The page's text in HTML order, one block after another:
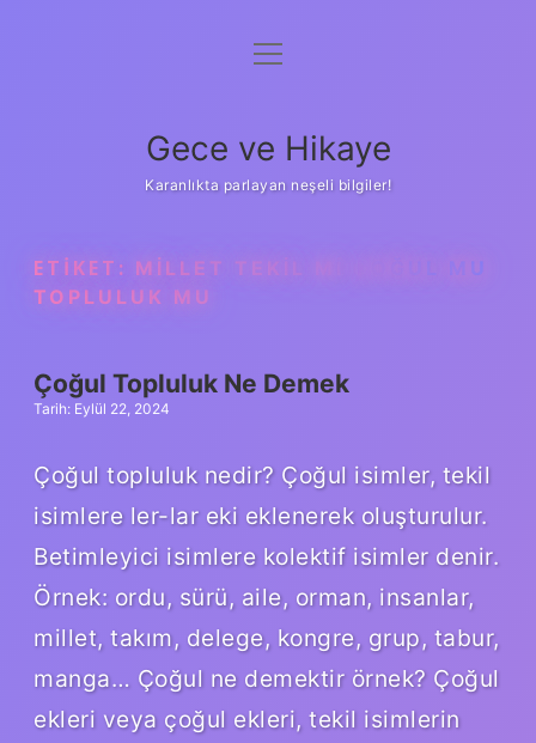
Anasayfa
Yasal Uyarı
menüyü
Gece ve Hikaye
Karanlıkta parlayan neşeli bilgiler!
ETIKET: MILLET TEKIL MI ÇOĞUL MU
TOPLULUK MU
Çoğul Topluluk Ne Demek
Tarih: Eylül 22, 2024
Çoğul topluluk nedir? Çoğul isimler, tekil
isimlere ler-lar eki eklenerek oluşturulur.
Betimleyici isimlere kolektif isimler denir.
Örnek: ordu, sürü, aile, orman, insanlar,
millet, takım, delege, kongre, grup, tabur,
manga… Çoğul ne demektir örnek? Çoğul
ekleri veya çoğul ekleri, tekil isimlerin